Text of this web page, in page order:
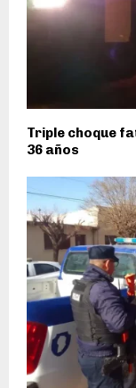
Triple choque
36 años